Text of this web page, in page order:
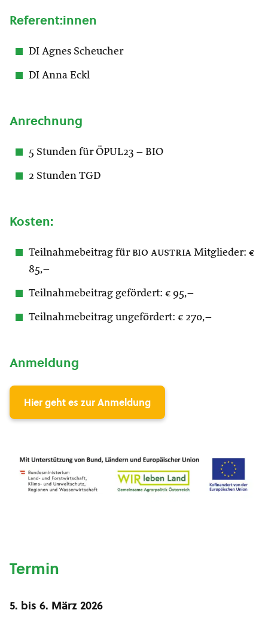
Referent:innen
DI Agnes Scheucher
DI Anna Eckl
Anrechnung
5 Stunden für ÖPUL23 – BIO
2 Stunden TGD
Kosten:
Teilnahmebeitrag für bio austria Mitglieder: €
85,–
Teilnahmebeitrag gefördert: € 95,–
Teilnahmebeitrag ungefördert: € 270,–
Anmeldung
Hier geht es zur Anmeldung
Termin
5. bis 6. März 2026